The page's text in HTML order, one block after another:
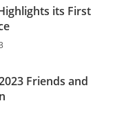
its First
Friends and